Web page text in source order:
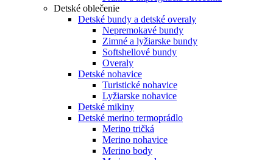
Detské oblečenie
Detské bundy a detské overaly
Nepremokavé bundy
Zimné a lyžiarske bundy
Softshellové bundy
Overaly
Detské nohavice
Turistické nohavice
Lyžiarske nohavice
Detské mikiny
Detské merino termoprádlo
Merino tričká
Merino nohavice
Merino body